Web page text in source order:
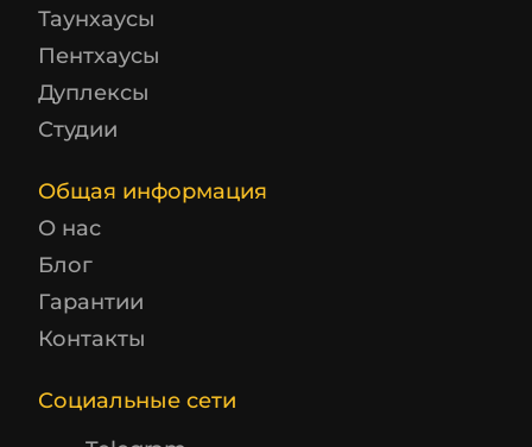
Таунхаусы
Пентхаусы
Дуплексы
Студии
Общая информация
О нас
Блог
Гарантии
Контакты
Социальные сети